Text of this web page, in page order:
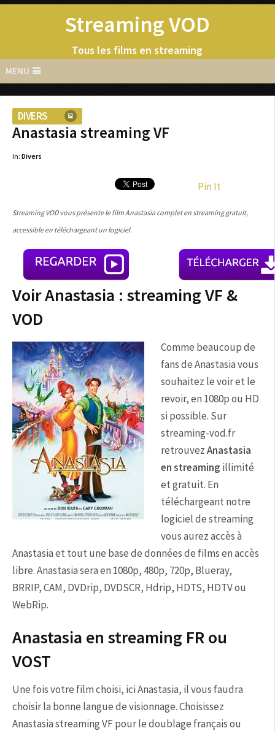
Streaming VOD
Tous les films en streaming
MENU
DIVERS
Anastasia streaming VF
In: Divers
Pin It
Streaming VOD vous présente le film Anastasia complet en streaming gratuit,
accessible en téléchargeant un logiciel.
Voir Anastasia : streaming VF &
VOD
Comme beaucoup de
fans de Anastasia vous
souhaitez le voir et le
revoir, en 1080p ou HD
si possible. Sur
streaming-vod.fr
retrouvezAnastasia
en streaming illimité
et gratuit. En
téléchargeant notre
logiciel de streaming
vous aurez accès à
Anastasia et tout une base de données de films en accès
libre. Anastasia sera en 1080p, 480p, 720p, Blueray,
BRRIP, CAM, DVDrip, DVDSCR, Hdrip, HDTS, HDTV ou
WebRip.
Anastasia en streaming FR ou
VOST
Une fois votre film choisi, ici Anastasia, il vous faudra
choisir la bonne langue de visionnage. Choisissez
Anastasia streaming VF pour le doublage français ou